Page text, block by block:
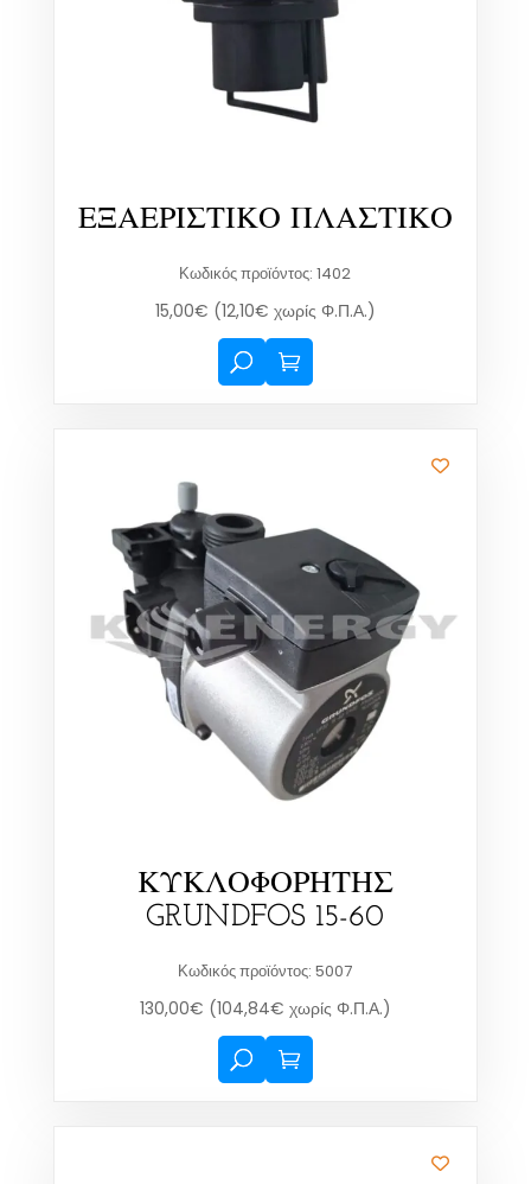
ΕΞΑΕΡΙΣΤΙΚΟ ΠΛΑΣΤΙΚΟ
Κωδικός προϊόντος: 1402
15,00€ (12,10€ χωρίς Φ.Π.Α.)
ΚΥΚΛΟΦΟΡΗΤΗΣ
GRUNDFOS 15-60
Κωδικός προϊόντος: 5007
130,00€ (104,84€ χωρίς Φ.Π.Α.)